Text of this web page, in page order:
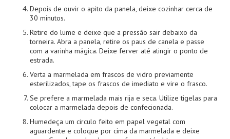
Depois de ouvir o apito da panela, deixe cozinhar cerca de
30 minutos.
Retire do lume e deixe que a pressão sair debaixo da
torneira. Abra a panela, retire os paus de canela e passe
com a varinha mágica. Deixe ferver até atingir o ponto de
estrada.
Verta a marmelada em frascos de vidro previamente
esterilizados, tape os frascos de imediato e vire o frasco.
Se prefere a marmelada mais rija e seca. Utilize tigelas para
colocar a marmelada depois de confecionada.
Humedeça um circulo feito em papel vegetal com
aguardente e coloque por cima da marmelada e deixe